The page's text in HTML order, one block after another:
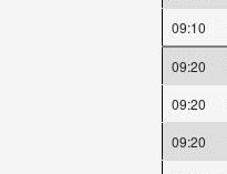
09:10
09:20
09:20
09:20